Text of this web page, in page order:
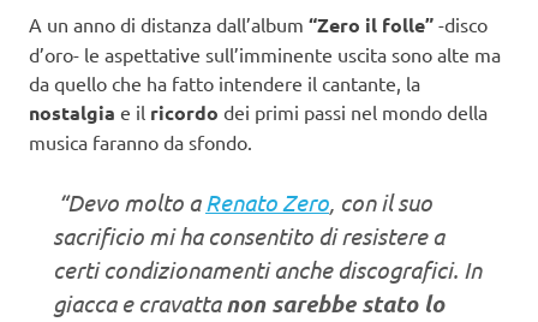
A un anno di distanza dall’album “Zero il folle” -disco
d’oro- le aspettative sull’imminente uscita sono alte ma
da quello che ha fatto intendere il cantante, la
nostalgia e il ricordo dei primi passi nel mondo della
musica faranno da sfondo.
“Devo molto aRenato Zero, con il suo
sacrificio mi ha consentito di resistere a
certi condizionamenti anche discografici. In
giacca e cravattanon sarebbe stato lo